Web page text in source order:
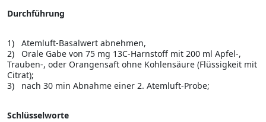
Durchführung
1) Atemluft-Basalwert abnehmen,
2) Orale Gabe von 75 mg 13C-Harnstoff mit 200 ml Apfel-,
Trauben-, oder Orangensaft ohne Kohlensäure (Flüssigkeit mit
Citrat);
3) nach 30 min Abnahme einer 2. Atemluft-Probe;
Schlüsselworte